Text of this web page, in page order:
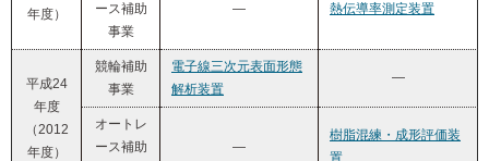
年度）
ース補助
事業
― 熱伝導率測定装置
平成24
年度
（2012
年度）
競輪補助
事業
電子線三次元表面形態
解析装置
―
オートレ
ース補助
―
樹脂混練・成形評価装
置